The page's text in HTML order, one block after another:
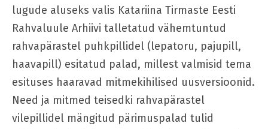
lugude aluseks valis Katariina Tirmaste Eesti
Rahvaluule Arhiivi talletatud vähemtuntud
rahvapärastel puhkpillidel (lepatoru, pajupill,
haavapill) esitatud palad, millest valmisid tema
esituses haaravad mitmekihilised uusversioonid.
Need ja mitmed teisedki rahvapärastel
vilepillidel mängitud pärimuspalad tulid